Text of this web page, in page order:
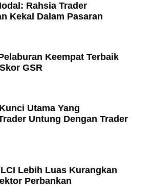
Rahsia Trader
Kekal Dalam Pasaran
Keempat Terbaik
GSR
Utama Yang
Untung Dengan Trader
Lebih Luas Kurangkan
Perbankan